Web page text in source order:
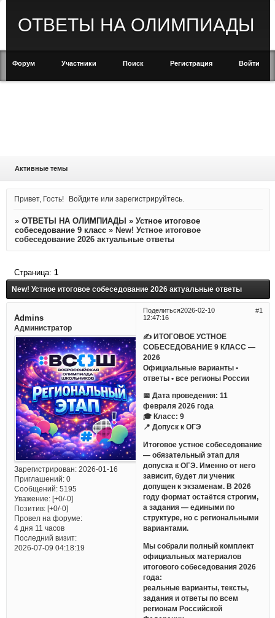
ОТВЕТЫ НА ОЛИМПИАДЫ
Форум Участники Поиск Регистрация Войти
Активные темы
Привет, Гость! Войдите илизарегистрируйтесь
» ОТВЕТЫ НА ОЛИМПИАДЫ » Устное итоговое
собеседование 9 класс » New! Устное итоговое
собеседование 2026 актуальные ответы
New! Устное итоговое собеседование 2026 актуальные ответы
Страница: 1
Поделиться 1
2026-02-10
12:47:16
Admins
Администратор
Зарегистрирован: 2026-01-16
Приглашений:0
Сообщений:5195
Уважение: [+0/-0]
Позитив: [+0/-0]
Провел на форуме:
4 дня 11 часов
Последний визит:
2026-07-09 04:18:19
✍ ИТОГОВОЕ УСТНОЕ
СОБЕСЕДОВАНИЕ 9 КЛАСС —
2026
Официальные варианты •
ответы • все регионы России
📅 Дата проведения: 11
февраля 2026 года
🎓 Класс: 9
📍 Допуск к ОГЭ
Итоговое устное собеседование
— обязательный этап для
допуска к ОГЭ. Именно от него
зависит, будет ли ученик
допущен к экзаменам. В 2026
году формат остаётся строгим,
а задания — едиными по
структуре, но с региональными
вариантами.
Мы собрали полный комплект
официальных материалов
итогового собеседования 2026
года:
реальные варианты, тексты,
задания и ответы по всем
регионам Российской